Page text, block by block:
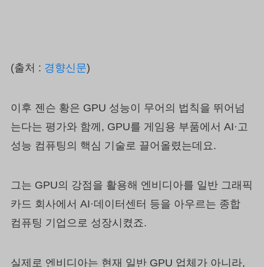
(출처 : 경향신문)
이후 젠슨 황은 GPU 성능이 무어의 법칙을 뛰어넘
는다는 평가와 함께, GPU를 게임용 부품에서 AI·고
성능 컴퓨팅의 핵심 기술로 끌어올렸는데요.
그는 GPU의 강점을 활용해 엔비디아를 일반 그래픽
카드 회사에서 AI·데이터센터 등을 아우르는 종합
컴퓨팅 기업으로 성장시켰죠.
실제로 엔비디아는 현재 일반 GPU 업체가 아니라,